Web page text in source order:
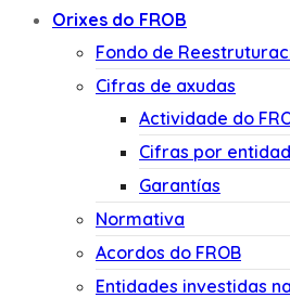
Orixes do FROB
Fondo de
Cifras de axudas
Actividade do
Cifras por
Garantías
Normativa
Acordos do FROB
Entidades investidas